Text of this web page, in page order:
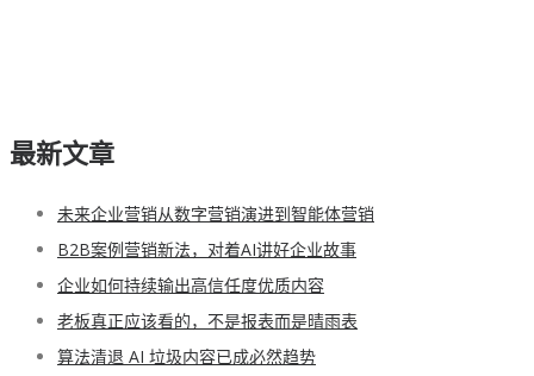
最新文章
未来企业营销从数字营销演进到智能体营销
B2B案例营销新法，对着AI讲好企业故事
企业如何持续输出高信任度优质内容
老板真正应该看的，不是报表而是晴雨表
算法清退 AI 垃圾内容已成必然趋势